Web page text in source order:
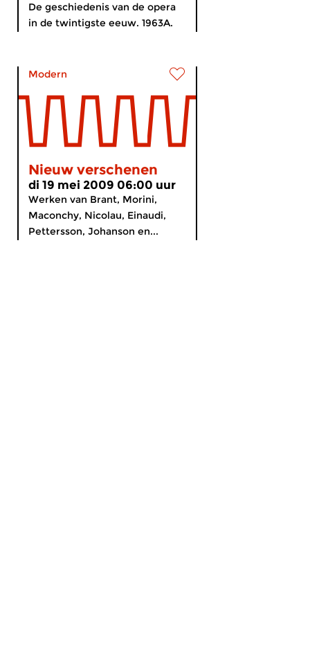
De geschiedenis van de opera
in de twintigste eeuw. 1963A.
Modern
Nieuw verschenen
di 19 mei 2009 06:00 uur
Werken van Brant, Morini,
Maconchy, Nicolau, Einaudi,
Pettersson, Johanson en...